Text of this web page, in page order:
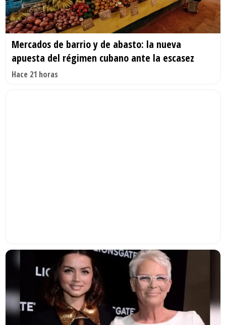
Mercados de barrio y de abasto: la nueva
apuesta del régimen cubano ante la escasez
Hace 21 horas